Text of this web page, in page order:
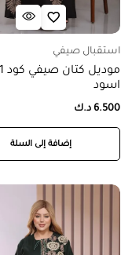
استقبال صيفي
اسود
6.500 د.ك
إضافة إلى السلة